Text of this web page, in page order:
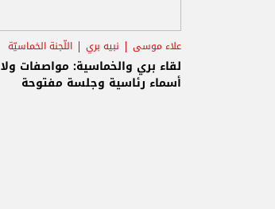
علاء موسى نبيه بري اللّجنة الخماسيّة
لقاء بري والخماسية: مواصفات ولا
أسماء رئاسية وجلسة مفتوحة